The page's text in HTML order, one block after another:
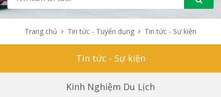
Trang chủ Tin tức - Tuyển dụng Tin tức - Sự kiện
Tin tức - Sự kiện
Kinh Nghiệm Du Lịch